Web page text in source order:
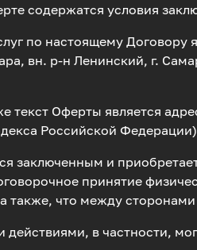
содержатся условия
по настоящему Договору
вн. р-н Ленинский, г.
текст Оферты является
Российской
заключенным и
принятие
также, что между
в частности,